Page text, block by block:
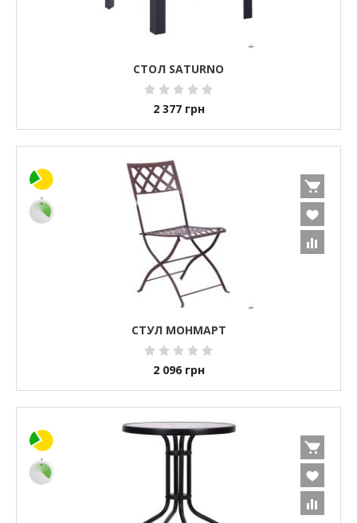
СТОЛ SATURNO
2 377 грн
СТУЛ МОНМАРТ
2 096 грн